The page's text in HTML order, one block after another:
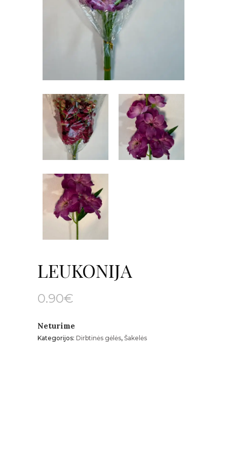
LEUKONIJA
0.90€
Neturime
Kategorijos: Dirbtinės gėlės, Šakelės